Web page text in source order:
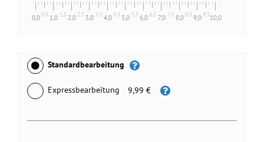
0,00,5 1,0 1,5 2,0 2,5 3,0 3,5 4,04,5 5,0 5,5 6,0 6,5 7,0 7,5 8,0 8,5 9,0 9,510,0
Standardbearbeitung
Expressbearbeitung 9,99 €